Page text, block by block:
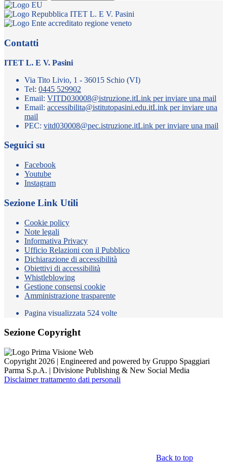
ITET L. E V. Pasini
Contatti
ITET L. E V. Pasini
Via Tito Livio, 1 - 36015 Schio (VI)
Tel: 0445 529902
Email: VITD030008@istruzione.itLink per inviare una mail
Email: accessibilita@istitutopasini.edu.itLink per inviare una
mail
PEC: vitd030008@pec.istruzione.itLink per inviare una mail
Seguici su
Facebook
Youtube
Instagram
Sezione Link Utili
Cookie policy
Note legali
Informativa Privacy
Ufficio Relazioni con il Pubblico
Dichiarazione di accessibilità
Obiettivi di accessibilità
Whistleblowing
Gestione consensi cookie
Amministrazione trasparente
Pagina visualizzata 524 volte
Sezione Copyright
Copyright 2026 | Engineered and powered by Gruppo Spaggiari
Parma S.p.A. | Divisione Publishing & New Social Media
Disclaimer trattamento dati personali
Back to top